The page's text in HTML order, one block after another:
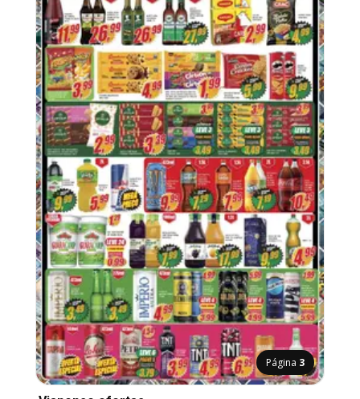
Página 3